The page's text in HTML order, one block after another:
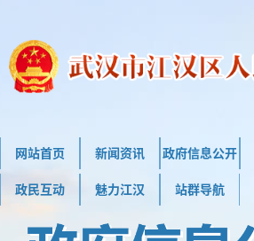
网站首页 新闻资讯 政府信息公开
政民互动 魅力江汉 站群导航